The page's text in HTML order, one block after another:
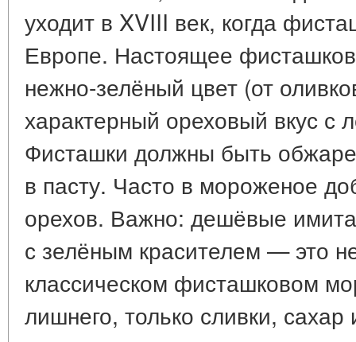
уходит в XVIII век, когда
Европе. Настоящее
нежно-зелёный цвет (от
характерный ореховый вкус с
Фисташки должны быть
в пасту. Часто в мороженое
орехов. Важно: дешёвые
с зелёным красителем — это
классическом фисташковом
лишнего, только сливки,